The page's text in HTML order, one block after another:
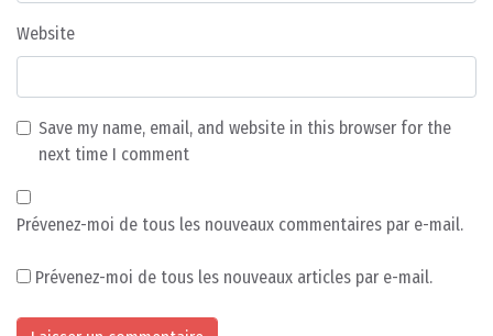
Website
Save my name, email, and website in this browser for the
next time I comment
Prévenez-moi de tous les nouveaux commentaires par e-mail.
Prévenez-moi de tous les nouveaux articles par e-mail.